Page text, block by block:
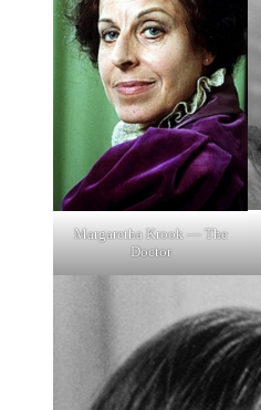
Margaretha Krook — The
Doctor